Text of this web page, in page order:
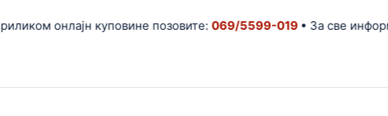
онлајн куповине позовите:069/5599-019• За све